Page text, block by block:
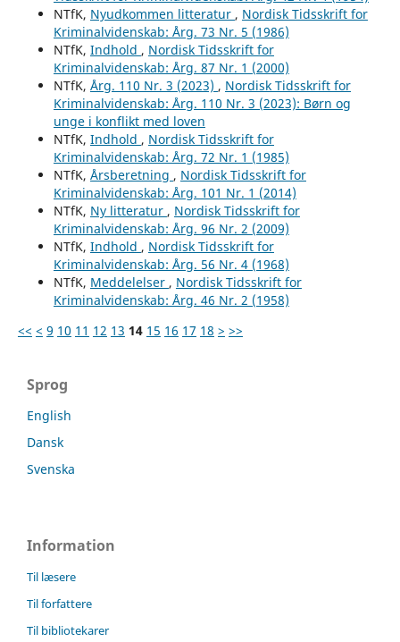
NTfK, Nyudkommen litteratur , Nordisk Tidsskrift for
Kriminalvidenskab: Årg. 73 Nr. 5 (1986)
NTfK, Indhold , Nordisk Tidsskrift for
Kriminalvidenskab: Årg. 87 Nr. 1 (2000)
NTfK, Årg. 110 Nr. 3 (2023) , Nordisk Tidsskrift for
Kriminalvidenskab: Årg. 110 Nr. 3 (2023): Børn og
unge i konflikt med loven
NTfK, Indhold , Nordisk Tidsskrift for
Kriminalvidenskab: Årg. 72 Nr. 1 (1985)
NTfK, Årsberetning , Nordisk Tidsskrift for
Kriminalvidenskab: Årg. 101 Nr. 1 (2014)
NTfK, Ny litteratur , Nordisk Tidsskrift for
Kriminalvidenskab: Årg. 96 Nr. 2 (2009)
NTfK, Indhold , Nordisk Tidsskrift for
Kriminalvidenskab: Årg. 56 Nr. 4 (1968)
NTfK, Meddelelser , Nordisk Tidsskrift for
Kriminalvidenskab: Årg. 46 Nr. 2 (1958)
<< < 9 10 11 12 13 14 15 16 17 18 > >>
Sprog
English
Dansk
Svenska
Information
Til læsere
Til forfattere
Til bibliotekarer